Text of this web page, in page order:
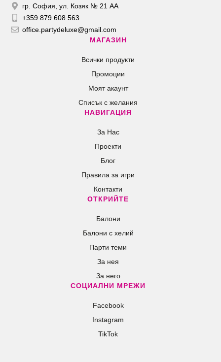
гр. София, ул. Козяк № 21 АА
+359 879 608 563
office.partydeluxe@gmail.com
МАГАЗИН
Всички продукти
Промоции
Моят акаунт
Списък с желания
НАВИГАЦИЯ
За Нас
Проекти
Блог
Правила за игри
Контакти
ОТКРИЙТЕ
Балони
Балони c хелий
Парти теми
За нея
За него
СОЦИАЛНИ МРЕЖИ
Facebook
Instagram
TikTok